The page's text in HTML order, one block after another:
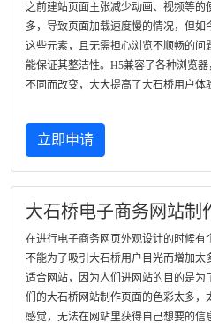
之前建站页面主张减少动画、视频等的
多，导致页面加载速度慢的情况，但如
这些元素，且无需担心浏览不顺畅的问
能保证其整洁性。H5兼容了各种浏览
不同而改变，大大提高了大石桥用户体
立即申请
大石桥电子商务网站制
在进行电子商务网页外观设计的时候有
不能为了吸引大石桥用户目光而增加太
适合网站，因为人们进网站的目的是
们的大石桥网站制作页面的色彩太多，
感觉，无法在网站里获得自己想要的信